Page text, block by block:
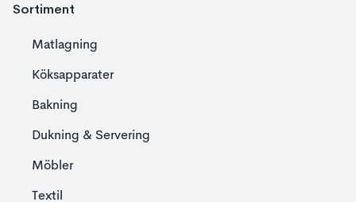
Sortiment
Matlagning
Köksapparater
Bakning
Dukning & Servering
Möbler
Textil